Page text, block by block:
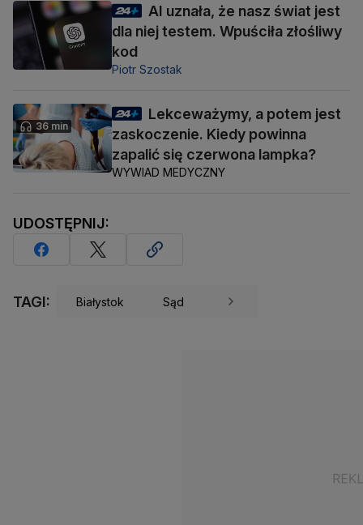
AI uznała, że nasz świat jest
dla niej testem. Wpuściła złośliwy
kod
Piotr Szostak
36 min
Lekceważymy, a potem jest
zaskoczenie. Kiedy powinna
zapalić się czerwona lampka?
WYWIAD MEDYCZNY
UDOSTĘPNIJ:
TAGI: Białystok Sąd